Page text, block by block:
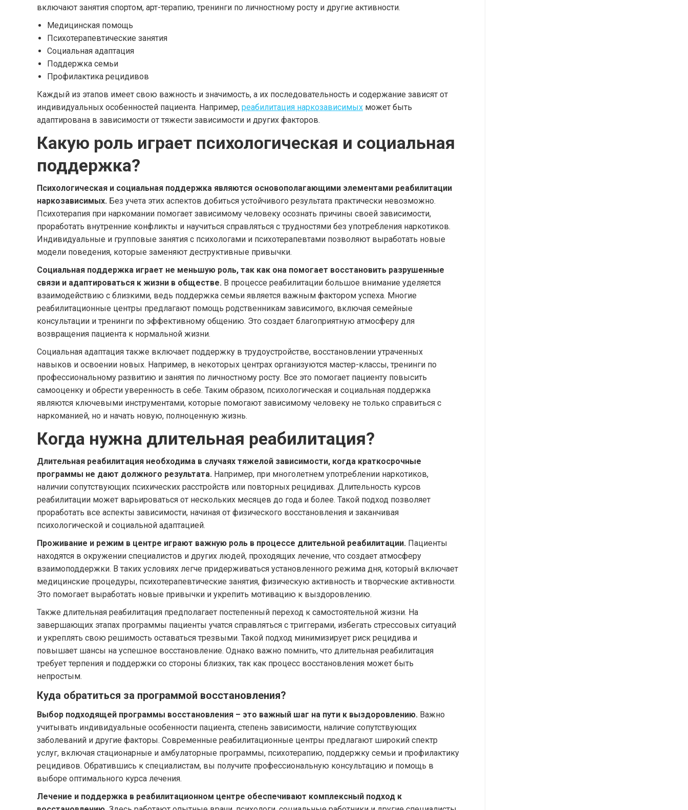
включают занятия спортом, арт-терапию, тренинги по личностному росту и другие активности.
Медицинская помощь
Психотерапевтические занятия
Социальная адаптация
Поддержка семьи
Профилактика рецидивов
Каждый из этапов имеет свою важность и значимость, а их последовательность и содержание зависят от
индивидуальных особенностей пациента. Например, реабилитация наркозависимых может быть
адаптирована в зависимости от тяжести зависимости и других факторов.
Какую роль играет психологическая и социальная
поддержка?
Психологическая и социальная поддержка являются основополагающими элементами реабилитации
наркозависимых. Без учета этих аспектов добиться устойчивого результата практически невозможно.
Психотерапия при наркомании помогает зависимому человеку осознать причины своей зависимости,
проработать внутренние конфликты и научиться справляться с трудностями без употребления наркотиков.
Индивидуальные и групповые занятия с психологами и психотерапевтами позволяют выработать новые
модели поведения, которые заменяют деструктивные привычки.
Социальная поддержка играет не меньшую роль, так как она помогает восстановить разрушенные
связи и адаптироваться к жизни в обществе. В процессе реабилитации большое внимание уделяется
взаимодействию с близкими, ведь поддержка семьи является важным фактором успеха. Многие
реабилитационные центры предлагают помощь родственникам зависимого, включая семейные
консультации и тренинги по эффективному общению. Это создает благоприятную атмосферу для
возвращения пациента к нормальной жизни.
Социальная адаптация также включает поддержку в трудоустройстве, восстановлении утраченных
навыков и освоении новых. Например, в некоторых центрах организуются мастер-классы, тренинги по
профессиональному развитию и занятия по личностному росту. Все это помогает пациенту повысить
самооценку и обрести уверенность в себе. Таким образом, психологическая и социальная поддержка
являются ключевыми инструментами, которые помогают зависимому человеку не только справиться с
наркоманией, но и начать новую, полноценную жизнь.
Когда нужна длительная реабилитация?
Длительная реабилитация необходима в случаях тяжелой зависимости, когда краткосрочные
программы не дают должного результата. Например, при многолетнем употреблении наркотиков,
наличии сопутствующих психических расстройств или повторных рецидивах. Длительность курсов
реабилитации может варьироваться от нескольких месяцев до года и более. Такой подход позволяет
проработать все аспекты зависимости, начиная от физического восстановления и заканчивая
психологической и социальной адаптацией.
Проживание и режим в центре играют важную роль в процессе длительной реабилитации. Пациенты
находятся в окружении специалистов и других людей, проходящих лечение, что создает атмосферу
взаимоподдержки. В таких условиях легче придерживаться установленного режима дня, который включает
медицинские процедуры, психотерапевтические занятия, физическую активность и творческие активности.
Это помогает выработать новые привычки и укрепить мотивацию к выздоровлению.
Также длительная реабилитация предполагает постепенный переход к самостоятельной жизни. На
завершающих этапах программы пациенты учатся справляться с триггерами, избегать стрессовых ситуаций
и укреплять свою решимость оставаться трезвыми. Такой подход минимизирует риск рецидива и
повышает шансы на успешное восстановление. Однако важно помнить, что длительная реабилитация
требует терпения и поддержки со стороны близких, так как процесс восстановления может быть
непростым.
Куда обратиться за программой восстановления?
Выбор подходящей программы восстановления – это важный шаг на пути к выздоровлению. Важно
учитывать индивидуальные особенности пациента, степень зависимости, наличие сопутствующих
заболеваний и другие факторы. Современные реабилитационные центры предлагают широкий спектр
услуг, включая стационарные и амбулаторные программы, психотерапию, поддержку семьи и профилактику
рецидивов. Обратившись к специалистам, вы получите профессиональную консультацию и помощь в
выборе оптимального курса лечения.
Лечение и поддержка в реабилитационном центре обеспечивают комплексный подход к